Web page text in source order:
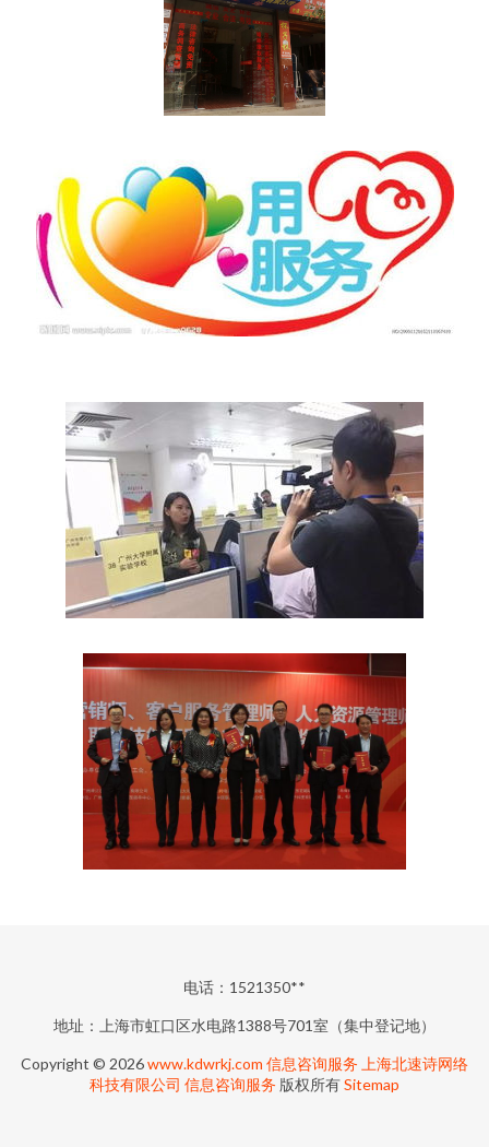
电话：1521350**
地址：上海市虹口区水电路1388号701室（集中登记地）
Copyright © 2026www.kdwrkj.com 信息咨询服务 上海北速诗网络
科技有限公司 信息咨询服务 版权所有Sitemap